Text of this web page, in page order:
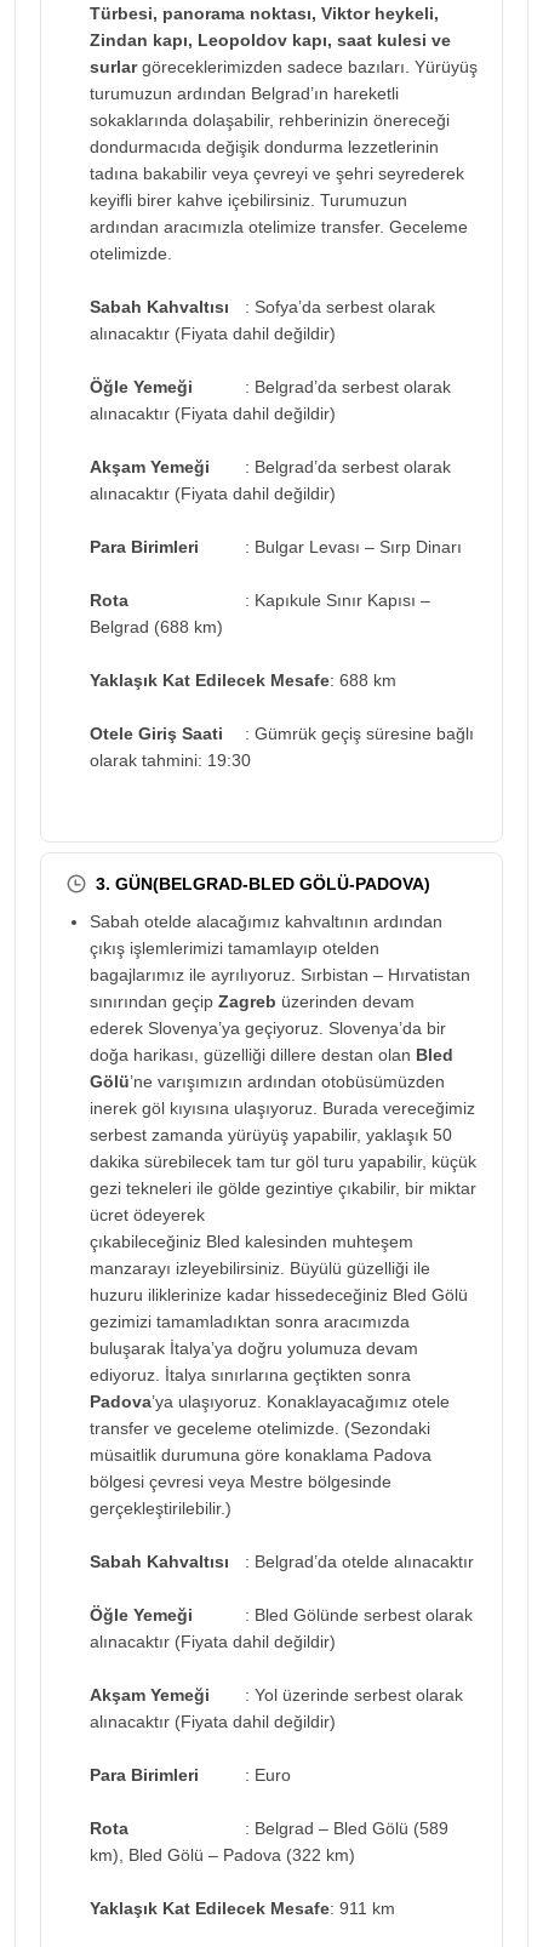
Türbesi, panorama noktası, Viktor heykeli,
Zindan kapı, Leopoldov kapı, saat kulesi ve
surlargöreceklerimizden sadece bazıları. Yürüyüş
turumuzun ardından Belgrad’ın hareketli
sokaklarında dolaşabilir, rehberinizin önereceği
dondurmacıda değişik dondurma lezzetlerinin
tadına bakabilir veya çevreyi ve şehri seyrederek
keyifli birer kahve içebilirsiniz. Turumuzun
ardından aracımızla otelimize transfer. Geceleme
otelimizde.
Sabah Kahvaltısı
: Sofya’da serbest olarak
alınacaktır (Fiyata dahil değildir)
Öğle Yemeği
: Belgrad’da serbest olarak
alınacaktır (Fiyata dahil değildir)
Akşam Yemeği
: Belgrad’da serbest olarak
alınacaktır (Fiyata dahil değildir)
Para Birimleri : Bulgar Levası – Sırp Dinarı
Rota
: Kapıkule Sınır Kapısı –
Belgrad (688 km)
Yaklaşık Kat Edilecek Mesafe: 688 km
Otele Giriş Saati
: Gümrük geçiş süresine bağlı
olarak tahmini: 19:30
3. GÜN(BELGRAD-BLED GÖLÜ-PADOVA)
Sabah otelde alacağımız kahvaltının ardından
çıkış işlemlerimizi tamamlayıp otelden
bagajlarımız ile ayrılıyoruz. Sırbistan – Hırvatistan
sınırından geçip Zagreb üzerinden devam
ederek Slovenya’ya geçiyoruz. Slovenya’da bir
doğa harikası, güzelliği dillere destan olan Bled
Gölü’ne varışımızın ardından otobüsümüzden
inerek göl kıyısına ulaşıyoruz. Burada vereceğimiz
serbest zamanda yürüyüş yapabilir, yaklaşık 50
dakika sürebilecek tam tur göl turu yapabilir, küçük
gezi tekneleri ile gölde gezintiye çıkabilir, bir miktar
ücret ödeyerek
çıkabileceğiniz Bled kalesinden muhteşem
manzarayı izleyebilirsiniz. Büyülü güzelliği ile
huzuru iliklerinize kadar hissedeceğiniz Bled Gölü
gezimizi tamamladıktan sonra aracımızda
buluşarak İtalya’ya doğru yolumuza devam
ediyoruz. İtalya sınırlarına geçtikten sonra
Padova’ya ulaşıyoruz. Konaklayacağımız otele
transfer ve geceleme otelimizde. (Sezondaki
müsaitlik durumuna göre konaklama Padova
bölgesi çevresi veya Mestre bölgesinde
gerçekleştirilebilir.)
Sabah Kahvaltısı : Belgrad’da otelde alınacaktır
Öğle Yemeği
: Bled Gölünde serbest olarak
alınacaktır (Fiyata dahil değildir)
Akşam Yemeği
: Yol üzerinde serbest olarak
alınacaktır (Fiyata dahil değildir)
Para Birimleri : Euro
Rota
: Belgrad – Bled Gölü (589
km), Bled Gölü – Padova (322 km)
Yaklaşık Kat Edilecek Mesafe: 911 km